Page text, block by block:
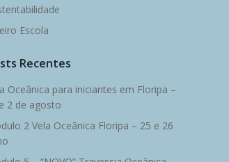
Escola
Recentes
Oceânica para iniciantes em Floripa –
2 de agosto
2 Vela Oceânica Floripa – 25 e 26